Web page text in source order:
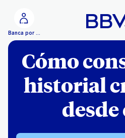
Banca por Internet
Cómo
historial
desde